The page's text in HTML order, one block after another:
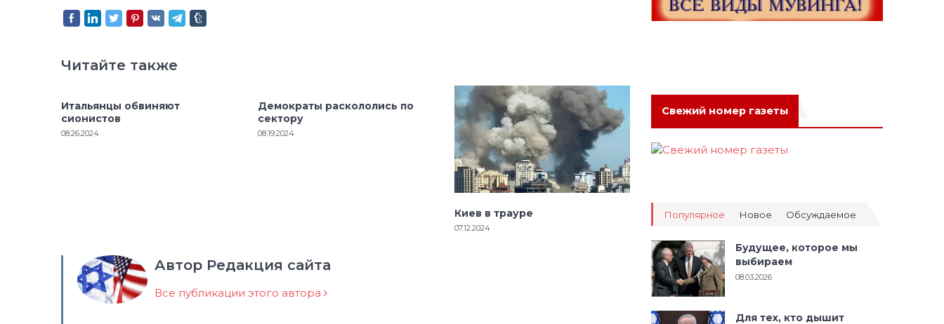
Читайте также
Итальянцы обвиняют
сионистов
08.26.2024
Демократы раскололись по
сектору
08.19.2024
Киев в трауре
07.12.2024
Автор Редакция сайта
Все публикации этого автора
Свежий номер газеты
Популярное Новое Обсуждаемое
Будущее, которое мы
выбираем
08.03.2026
Для тех, кто дышит